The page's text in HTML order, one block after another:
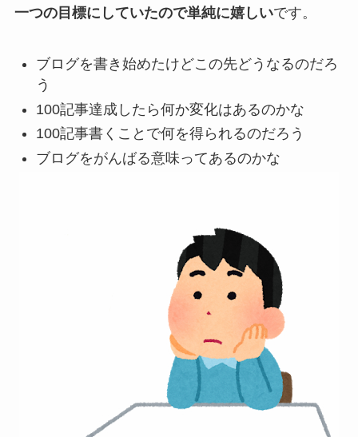
一つの目標にしていたので単純に嬉しいです。
ブログを書き始めたけどこの先どうなるのだろ
う
100記事達成したら何か変化はあるのかな
100記事書くことで何を得られるのだろう
ブログをがんばる意味ってあるのかな